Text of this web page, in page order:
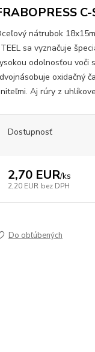
nátrubok
sa vyznačuje
odolnosťou voči
oxidačný
Aj rúry z
Dostupnosť
2,70 EUR/ks
2,20 EUR bez DPH
Do obľúbených